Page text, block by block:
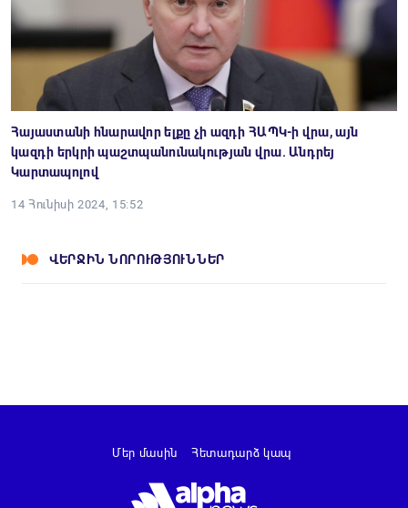
Հայաստանի հնարավոր ելքը չի ազդի ՀԱՊԿ-ի վրա, այն
կազդի երկրի պաշտպանունակության վրա. Անդրեյ
Կարտապոլով
14 Հունիսի 2024, 15:52
ՎԵՐՋԻՆ ՆՈՐՈՒԹՅՈՒՆՆԵՐ
Մեր մասին Հետադարձ կապ